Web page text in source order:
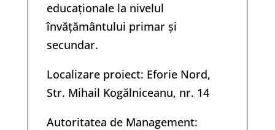
educaționale la nivelul
învățământului primar și
secundar.
Localizare proiect: Eforie Nord,
Str. Mihail Kogălniceanu, nr. 14
Autoritatea de Management: